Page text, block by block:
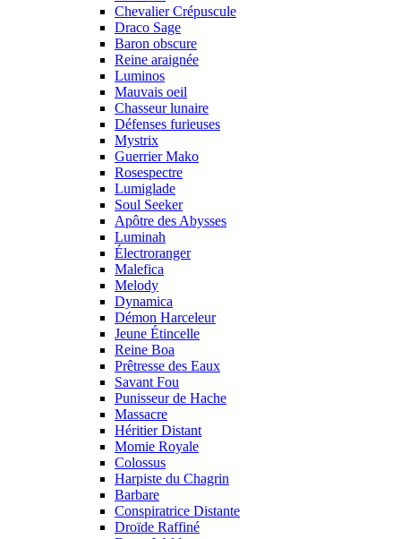
Chevalier Crépuscule
Draco Sage
Baron obscure
Reine araignée
Luminos
Mauvais oeil
Chasseur lunaire
Défenses furieuses
Mystrix
Guerrier Mako
Rosespectre
Lumiglade
Soul Seeker
Apôtre des Abysses
Luminah
Électroranger
Malefica
Melody
Dynamica
Démon Harceleur
Jeune Étincelle
Reine Boa
Prêtresse des Eaux
Savant Fou
Punisseur de Hache
Massacre
Héritier Distant
Momie Royale
Colossus
Harpiste du Chagrin
Barbare
Conspiratrice Distante
Droïde Raffiné